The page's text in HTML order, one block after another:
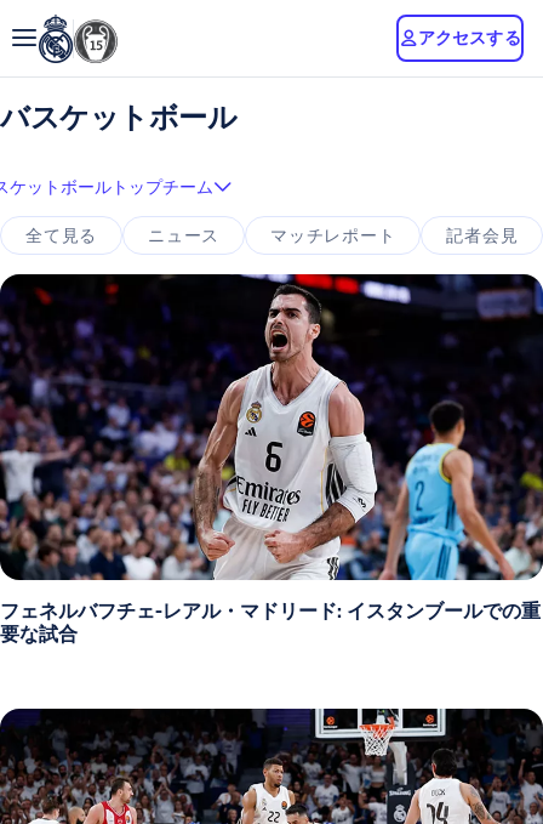
アクセスする
バスケットボール
ケットボールトップチーム
全て見る ニュース マッチレポート 記者会見
フェネルバフチェ-レアル・マドリード: イスタンブールでの重
要な試合